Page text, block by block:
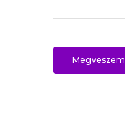
Megveszem